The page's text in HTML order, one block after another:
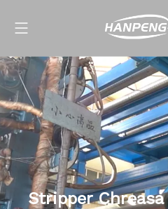
Stripper